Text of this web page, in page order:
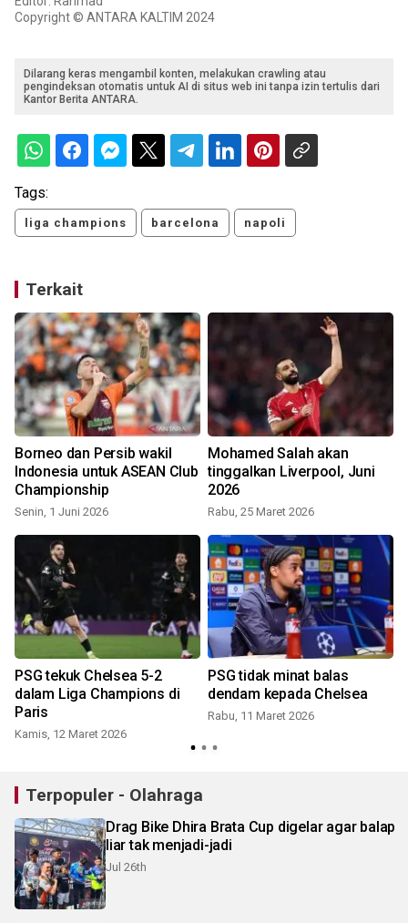
Copyright © ANTARA KALTIM 2024
Dilarang keras mengambil konten, melakukan crawling atau
pengindeksan otomatis untuk AI di situs web ini tanpa izin tertulis dari
Kantor Berita ANTARA.
Tags:
liga champions barcelona napoli
Terkait
Borneo dan Persib wakil
Indonesia untuk ASEAN Club
Championship
Senin, 1 Juni 2026
Mohamed Salah akan
tinggalkan Liverpool, Juni
2026
Rabu, 25 Maret 2026
PSG tekuk Chelsea 5-2
dalam Liga Champions di
Paris
Kamis, 12 Maret 2026
PSG tidak minat balas
dendam kepada Chelsea
Rabu, 11 Maret 2026
Terpopuler - Olahraga
Drag Bike Dhira Brata Cup digelar agar balap
liar tak menjadi-jadi
Jul 26th